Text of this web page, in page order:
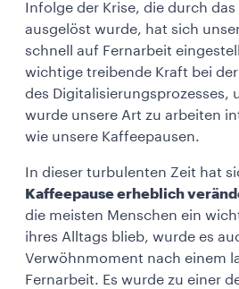
Infolge der Krise, die durch
ausgelöst wurde, hat sich
schnell auf Fernarbeit
wichtige treibende Kraft bei
des Digitalisierungsprozesses,
wurde unsere Art zu arbeiten
wie unsere Kaffeepausen.
In dieser turbulenten Zeit hat
Kaffeepause erheblich
die meisten Menschen ein
ihres Alltags blieb, wurde es
Verwöhnmoment nach einem
Fernarbeit. Es wurde zu einer